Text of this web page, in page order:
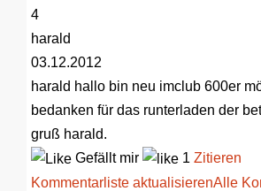
4
harald
03.12.2012
harald hallo bin neu imclub 600er
bedanken für das runterladen der
gruß harald.
Gefällt mir
1 Zitieren
Kommentarliste aktualisierenAlle